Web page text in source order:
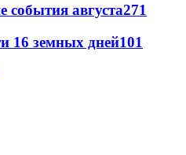
события августа271
16 земных дней101